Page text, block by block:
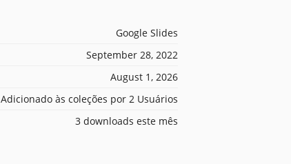
Google Slides
September 28, 2022
August 1, 2026
Adicionado às coleções por 2 Usuários
3 downloads este mês